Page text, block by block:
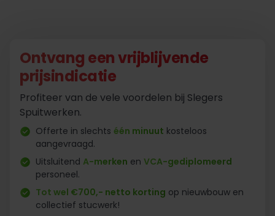
Ontvang een vrijblijvende
prijsindicatie
Profiteer van de vele voordelen bij Slegers
Spuitwerken.
Offerte in slechts één minuut kosteloos
aangevraagd.
Uitsluitend A-merken en VCA-gediplomeerd
personeel.
Tot wel €700,- netto korting op nieuwbouw en
collectief stucwerk!